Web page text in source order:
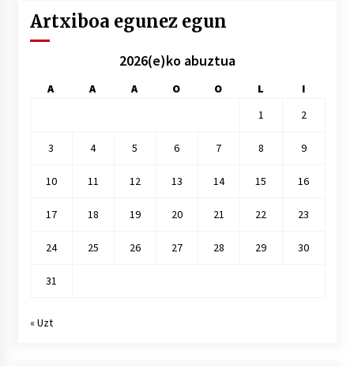
Artxiboa egunez egun
2026(e)ko abuztua
A A A O O L
I
1
2
3 4 5 6 7 8 9
10 11 12 13 14 15 16
17 18 19 20 21 22 23
24 25 26 27 28 29 30
31
« Uzt